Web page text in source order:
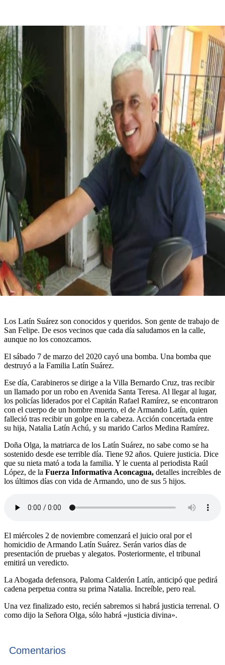
Los Latín Suárez son conocidos y queridos. Son gente de trabajo de
San Felipe. De esos vecinos que cada día saludamos en la calle,
aunque no los conozcamos.
El sábado 7 de marzo del 2020 cayó una bomba. Una bomba que
destruyó a la Familia Latín Suárez.
Ese día, Carabineros se dirige a la Villa Bernardo Cruz, tras recibir
un llamado por un robo en Avenida Santa Teresa. Al llegar al lugar,
los policías liderados por el Capitán Rafael Ramírez, se encontraron
con el cuerpo de un hombre muerto, el de Armando Latín, quien
falleció tras recibir un golpe en la cabeza. Acción concertada entre
su hija, Natalia Latín Achú, y su marido Carlos Medina Ramírez.
Doña Olga, la matriarca de los Latín Suárez, no sabe como se ha
sostenido desde ese terrible día. Tiene 92 años. Quiere justicia. Dice
que su nieta mató a toda la familia. Y le cuenta al periodista Raúl
López, de la Fuerza Informativa Aconcagua, detalles increíbles de
los últimos días con vida de Armando, uno de sus 5 hijos.
El miércoles 2 de noviembre comenzará el juicio oral por el
homicidio de Armando Latín Suárez. Serán varios días de
presentación de pruebas y alegatos. Posteriormente, el tribunal
emitirá un veredicto.
La Abogada defensora, Paloma Calderón Latín, anticipó que pedirá
cadena perpetua contra su prima Natalia. Increíble, pero real.
Una vez finalizado esto, recién sabremos si habrá justicia terrenal. O
como dijo la Señora Olga, sólo habrá «justicia divina».
Comentarios